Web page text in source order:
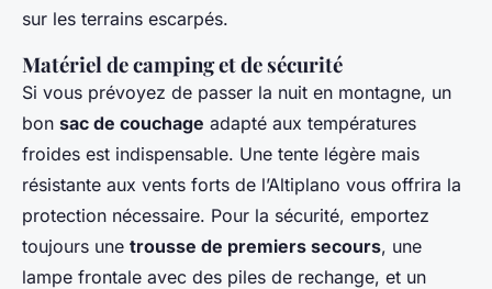
sur les terrains escarpés.
Matériel de camping et de sécurité
Si vous prévoyez de passer la nuit en montagne, un
bon sac de couchage adapté aux températures
froides est indispensable. Une tente légère mais
résistante aux vents forts de l’Altiplano vous offrira la
protection nécessaire. Pour la sécurité, emportez
toujours une trousse de premiers secours, une
lampe frontale avec des piles de rechange, et un